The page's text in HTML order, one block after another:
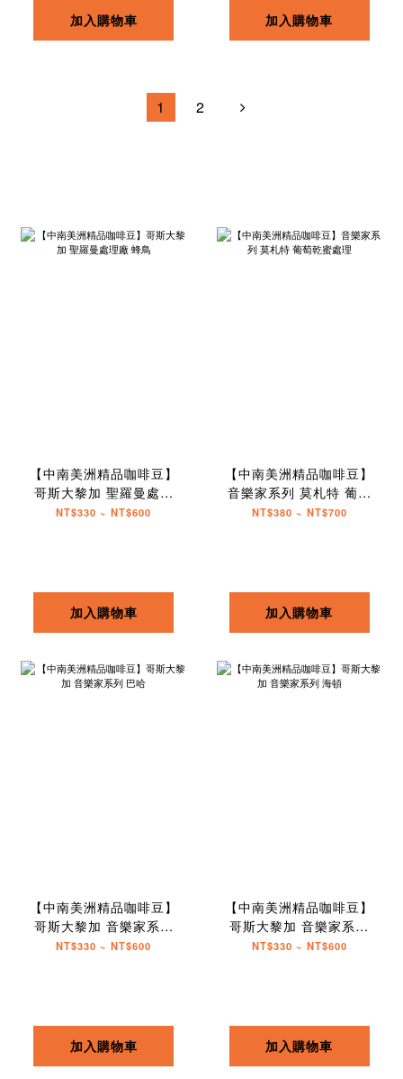
加入購物車 加入購物車
1 2
【中南美洲精品咖啡豆】
哥斯大黎加 聖羅曼處理
廠 蜂鳥
NT$330 ~ NT$600
加入購物車
【中南美洲精品咖啡豆】
音樂家系列 莫札特 葡萄
乾蜜處理
NT$380 ~ NT$700
加入購物車
【中南美洲精品咖啡豆】
哥斯大黎加 音樂家系列
巴哈
NT$330 ~ NT$600
加入購物車
【中南美洲精品咖啡豆】
哥斯大黎加 音樂家系列
海頓
NT$330 ~ NT$600
加入購物車